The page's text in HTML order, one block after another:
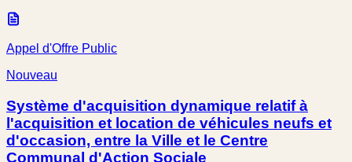
Appel d'Offre Public
Nouveau
Système d'acquisition dynamique relatif à
l'acquisition et location de véhicules neufs et
d'occasion, entre la Ville et le Centre
Communal d'Action Sociale